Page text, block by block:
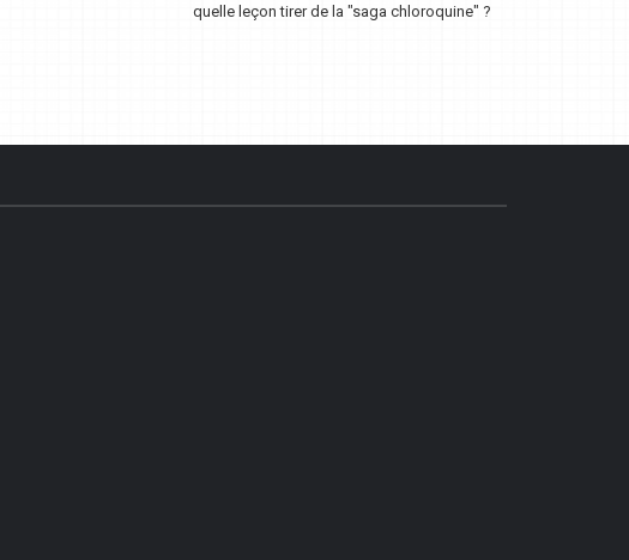
quelle leçon tirer de la "saga chloroquine" ?